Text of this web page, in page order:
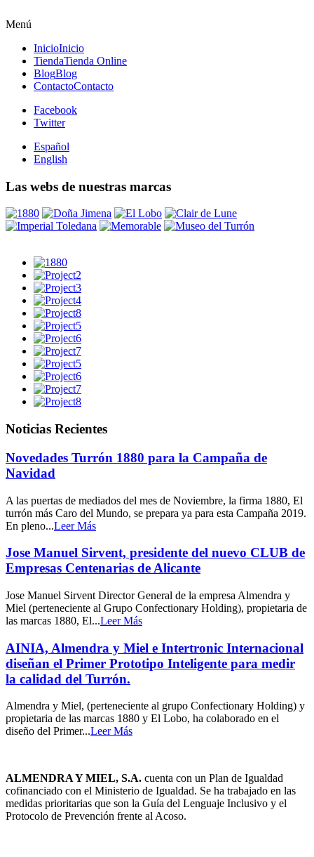
Menú
InicioInicio
TiendaTienda Online
BlogBlog
ContactoContacto
Facebook
Twitter
Español
English
Las webs de nuestras marcas
Noticias Recientes
Novedades Turrón 1880 para la Campaña de
Navidad
A las puertas de mediados del mes de Noviembre, la firma 1880, El
turrón más Caro del Mundo, se prepara ya para esta Campaña 2019.
En pleno...Leer Más
Jose Manuel Sirvent, presidente del nuevo CLUB de
Empresas Centenarias de Alicante
Jose Manuel Sirvent Director General de la empresa Almendra y
Miel (perteneciente al Grupo Confectionary Holding), propietaria de
las marcas 1880, El...Leer Más
AINIA, Almendra y Miel e Intertronic Internacional
diseñan el Primer Prototipo Inteligente para medir
la calidad del Turrón.
Almendra y Miel, (perteneciente al grupo Confectionary Holding) y
propietaria de las marcas 1880 y El Lobo, ha colaborado en el
diseño del Primer...Leer Más
ALMENDRA Y MIEL, S.A. cuenta con un Plan de Igualdad
cofinanciado con el Ministerio de Igualdad. Se ha trabajado en las
medidas prioritarias que son la Guía del Lenguaje Inclusivo y el
Protocolo de Prevención frente al Acoso.